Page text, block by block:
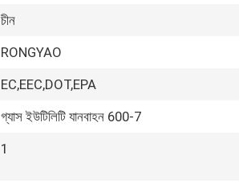
চীন
RONGYAO
EC,EEC,DOT,EPA
গ্যাস ইউটিলিটি যানবাহন 600-7
1